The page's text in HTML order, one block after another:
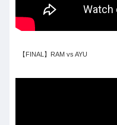
【FINAL】RAM vs AYU